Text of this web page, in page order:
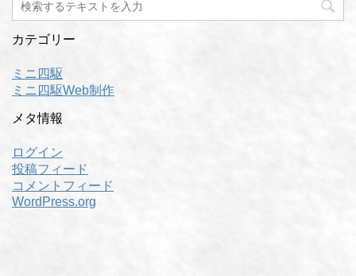
カテゴリー
ミニ四駆
ミニ四駆Web制作
メタ情報
ログイン
投稿フィード
コメントフィード
WordPress.org